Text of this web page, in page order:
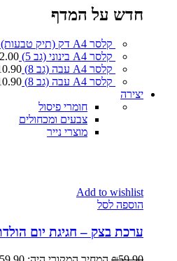
חדש על המדף
קלסר A4 דק (תיק טבעות)
קלסר A4 בינוני (גב 5)
קלסר A4 עבה (גב 8)
קלסר A4 עבה (גב 8)
יצירה
חומרי פיסול
צבעים ומכחולים
מוצרי נייר
Add to wishlist
הוספה לסל
ערכת בצק – חגיגת יום